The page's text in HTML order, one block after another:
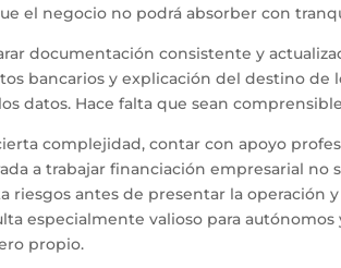
el negocio no podrá absorber con
documentación consistente y
bancarios y explicación del destino de
datos. Hace falta que sean
complejidad, contar con apoyo
a trabajar financiación empresarial no
riesgos antes de presentar la operación
especialmente valioso para
propio.